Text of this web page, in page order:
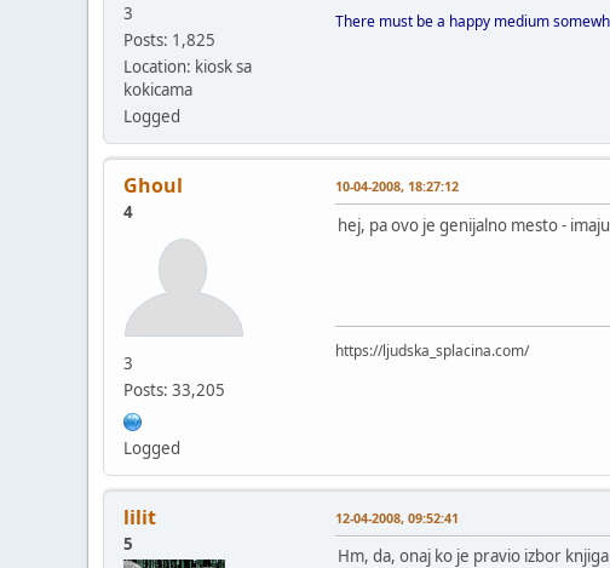
3
Posts: 1,825
Location: kiosk sa
kokicama
Logged
There must be a happy medium
Ghoul
4
3
Posts: 33,205
Logged
10-04-2008, 18:27:12
hej, pa ovo je genijalno mesto -
https://ljudska_splacina.com/
lilit
5
12-04-2008, 09:52:41
Hm, da, onaj ko je pravio izbor